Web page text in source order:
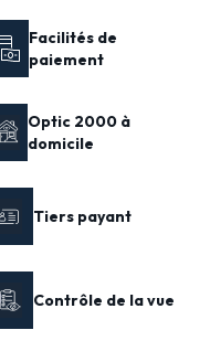
Facilités de
paiement
Optic 2000 à
domicile
Tiers payant
Contrôle de la vue